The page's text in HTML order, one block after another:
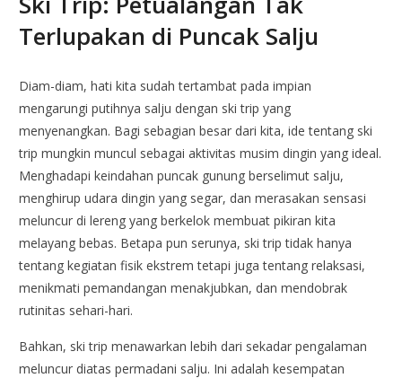
Terlupakan di Puncak Salju
Diam-diam, hati kita sudah tertambat pada impian
mengarungi putihnya salju dengan ski trip yang
menyenangkan. Bagi sebagian besar dari kita, ide tentang ski
trip mungkin muncul sebagai aktivitas musim dingin yang ideal.
Menghadapi keindahan puncak gunung berselimut salju,
menghirup udara dingin yang segar, dan merasakan sensasi
meluncur di lereng yang berkelok membuat pikiran kita
melayang bebas. Betapa pun serunya, ski trip tidak hanya
tentang kegiatan fisik ekstrem tetapi juga tentang relaksasi,
menikmati pemandangan menakjubkan, dan mendobrak
rutinitas sehari-hari.
Bahkan, ski trip menawarkan lebih dari sekadar pengalaman
meluncur diatas permadani salju. Ini adalah kesempatan